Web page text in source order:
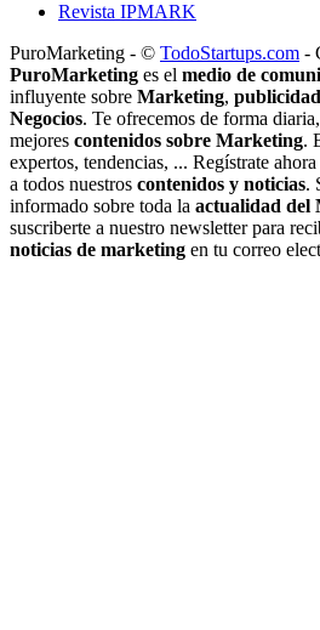
Revista IPMARK
PuroMarketing - © TodoStartups.com -
PuroMarketing es el medio de
influyente sobre Marketing, publicidad
Negocios. Te ofrecemos de forma
mejores contenidos sobre Marketing.
expertos, tendencias, ... Regístrate
a todos nuestros contenidos y noticias.
informado sobre toda la actualidad del
suscriberte a nuestro newsletter para
noticias de marketing en tu correo